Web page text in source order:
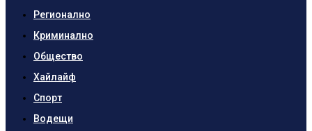
Регионално
Криминално
Общество
Хайлайф
Спорт
Водещи